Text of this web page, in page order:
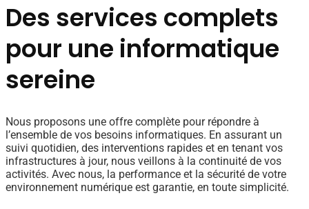
Des services complets
pour une informatique
sereine
Nous proposons une offre complète pour répondre à
l’ensemble de vos besoins informatiques. En assurant un
suivi quotidien, des interventions rapides et en tenant vos
infrastructures à jour, nous veillons à la continuité de vos
activités. Avec nous, la performance et la sécurité de votre
environnement numérique est garantie, en toute simplicité.